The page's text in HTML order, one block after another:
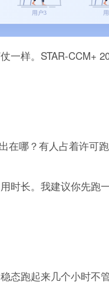
一样。STAR-CCM+
在哪？有人占着许可
时长。我建议你先跑
态跑起来几个小时不